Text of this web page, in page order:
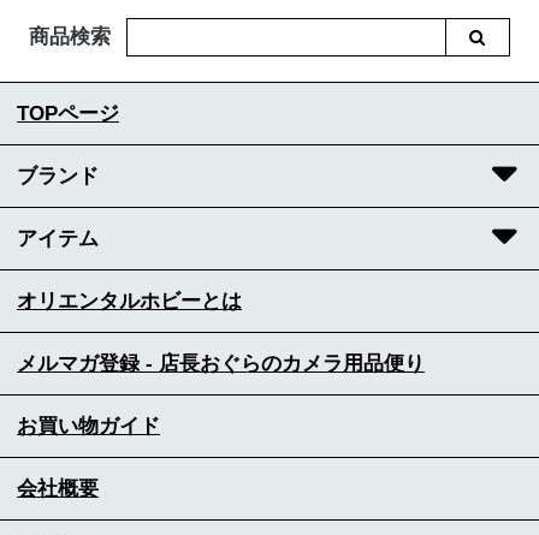
商品検索
TOPページ
ブランド
アイテム
オリエンタルホビーとは
メルマガ登録 - 店長おぐらのカメラ用品便り
お買い物ガイド
会社概要